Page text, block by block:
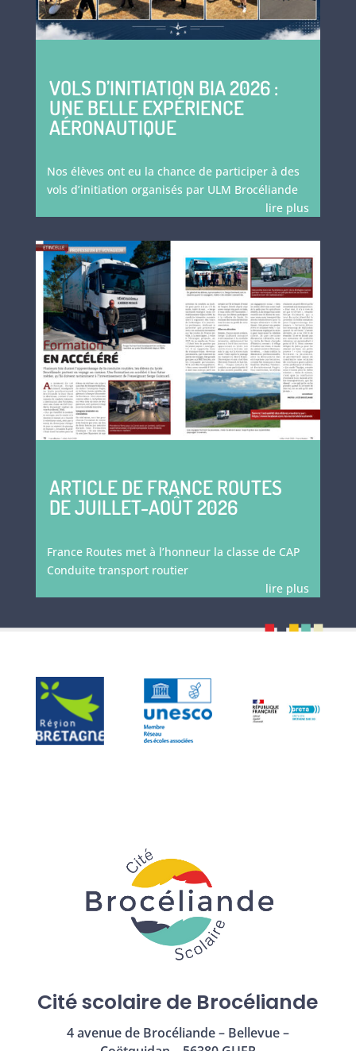
VOLS D’INITIATION BIA 2026 :
UNE BELLE EXPÉRIENCE
AÉRONAUTIQUE
Nos élèves ont eu la chance de participer à des
vols d’initiation organisés par ULM Brocéliande
lire plus
ARTICLE DE FRANCE ROUTES
DE JUILLET-AOÛT 2026
France Routes met à l’honneur la classe de CAP
Conduite transport routier
lire plus
Cité scolaire de Brocéliande
4 avenue de Brocéliande – Bellevue –